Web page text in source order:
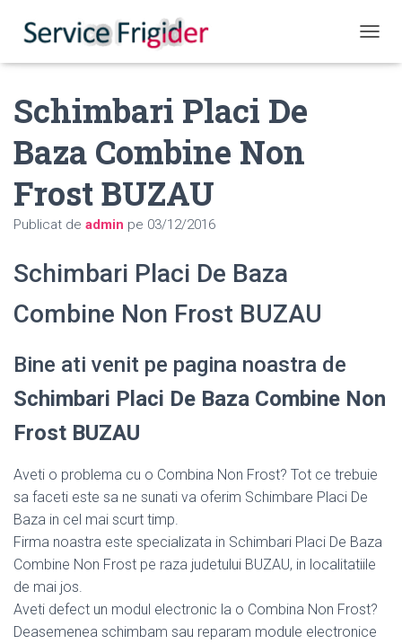
Schimbari Placi De
Baza Combine Non
Frost BUZAU
Publicat de admin pe 03/12/2016
Schimbari Placi De Baza
Combine Non Frost BUZAU
Bine ati venit pe pagina noastra de
Schimbari Placi De Baza Combine Non
Frost BUZAU
Aveti o problema cu o Combina Non Frost? Tot ce trebuie
sa faceti este sa ne sunati va oferim Schimbare Placi De
Baza in cel mai scurt timp.
Firma noastra este specializata in Schimbari Placi De Baza
Combine Non Frost pe raza judetului BUZAU, in localitatiile
de mai jos.
Aveti defect un modul electronic la o Combina Non Frost?
Deasemenea schimbam sau reparam module electronice